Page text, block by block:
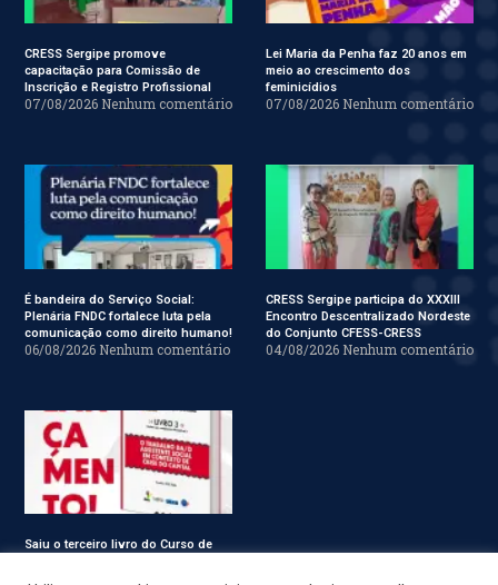
CRESS Sergipe promove
capacitação para Comissão de
Inscrição e Registro Profissional
07/08/2026 Nenhum comentário
Lei Maria da Penha faz 20 anos em
meio ao crescimento dos
feminicídios
07/08/2026 Nenhum comentário
É bandeira do Serviço Social:
Plenária FNDC fortalece luta pela
comunicação como direito humano!
06/08/2026 Nenhum comentário
CRESS Sergipe participa do XXXIII
Encontro Descentralizado Nordeste
do Conjunto CFESS-CRESS
04/08/2026 Nenhum comentário
Saiu o terceiro livro do Curso de